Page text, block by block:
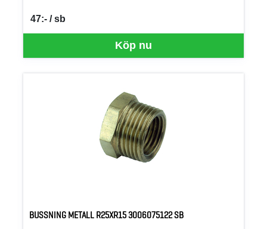
Köp nu
47:- / sb
SEK per SB
BUSSNING METALL R25XR15 3006075122 SB